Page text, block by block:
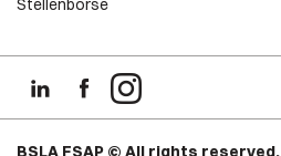
Stellenbörse
BSLA FSAP © All rights reserved.